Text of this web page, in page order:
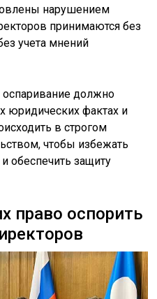
нарушением
принимаются без
учета мнений
должно
юридических фактах и
в строгом
чтобы избежать
обеспечить защиту
право оспорить